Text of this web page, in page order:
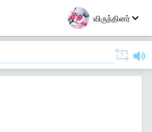
விருந்தினர்